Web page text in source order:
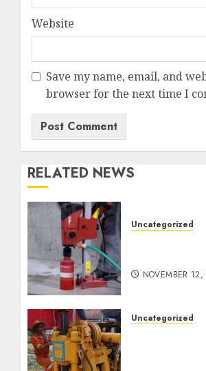
Website
Save my name, email, and
browser for the next time I
RELATED NEWS
Uncategorized
NOVEMBER
Uncategorized